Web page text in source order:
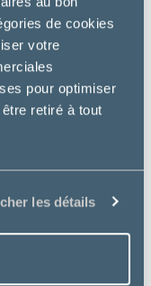
de cookies
votre
pour optimiser
retiré à tout
les détails
sélectionnés par
avec près de 40